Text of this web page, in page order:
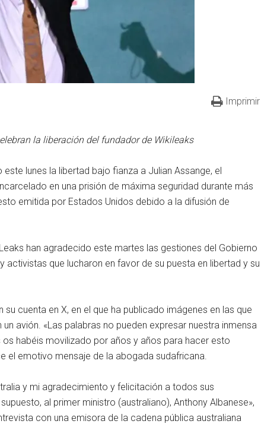
Imprimir
la liberación del fundador de Wikileaks
lunes la libertad bajo fianza a Julian Assange, el
en una prisión de máxima seguridad durante más
emitida por Estados Unidos debido a la difusión de
han agradecido este martes las gestiones del Gobierno
activistas que lucharon en favor de su puesta en libertad y su
su cuenta en X, en el que ha publicado imágenes en las que
avión. «Las palabras no pueden expresar nuestra inmensa
habéis movilizado por años y años para hacer esto
el emotivo mensaje de la abogada sudafricana.
y mi agradecimiento y felicitación a todos sus
al primer ministro (australiano), Anthony Albanese»,
con una emisora de la cadena pública australiana